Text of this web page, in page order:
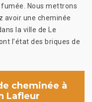
Nous mettrons
avoir une cheminée
la ville de Le
l’état des briques de
cheminée à
Lafleur